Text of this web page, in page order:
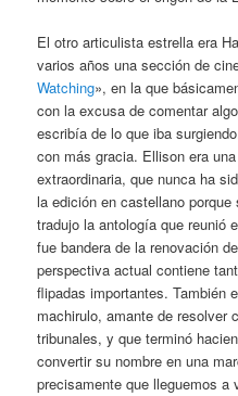
El otro articulista estrella era
varios años una sección de
Watching», en la que
con la excusa de comentar
escribía de lo que iba
con más gracia. Ellison era
extraordinaria, que nunca ha
la edición en castellano
tradujo la antología que reunió
fue bandera de la renovación
perspectiva actual contiene
flipadas importantes. También
machirulo, amante de resolver
tribunales, y que terminó
convertir su nombre en una
precisamente que lleguemos